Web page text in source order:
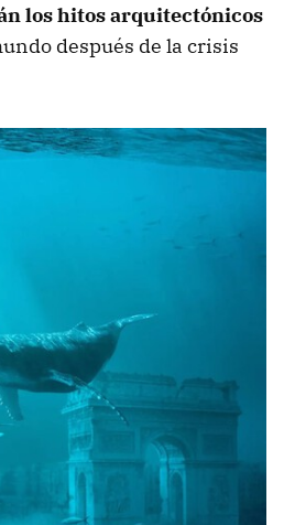
los hitos arquitectónicos
después de la crisis